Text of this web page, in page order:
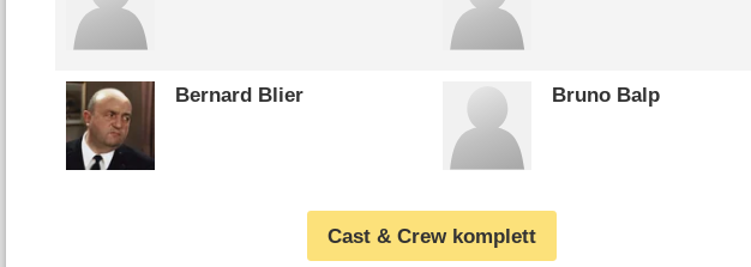
Bernard Blier Bruno Balp
Cast & Crew komplett